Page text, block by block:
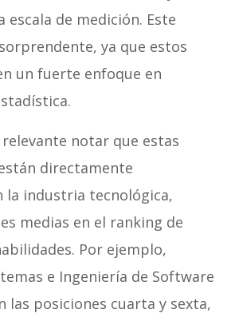
escala de medición. Este
ya que estos
un fuerte enfoque en
notar que estas
directamente
la industria tecnológica,
medias en el ranking de
Por ejemplo,
e Ingeniería de Software
las posiciones cuarta y sexta,